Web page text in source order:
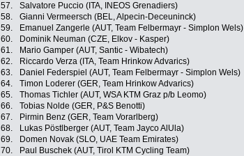
57.
Salvatore Puccio (ITA, INEOS Grenadiers)
58.
Gianni Vermeersch (BEL, Alpecin-Deceuninck)
59.
Emanuel Zangerle (AUT, Team Felbermayr - Simplon Wels)
60.
Dominik Neuman (CZE, Elkov - Kasper)
61.
Mario Gamper (AUT, Santic - Wibatech)
62.
Riccardo Verza (ITA, Team Hrinkow Advarics)
63.
Daniel Federspiel (AUT, Team Felbermayr - Simplon Wels)
64.
Timon Loderer (GER, Team Hrinkow Advarics)
65.
Thomas Tichler (AUT, WSA KTM Graz p/b Leomo)
66.
Tobias Nolde (GER, P&S Benotti)
67.
Pirmin Benz (GER, Team Vorarlberg)
68.
Lukas Pöstlberger (AUT, Team Jayco AlUla)
69.
Domen Novak (SLO, UAE Team Emirates)
70.
Paul Buschek (AUT, Tirol KTM Cycling Team)